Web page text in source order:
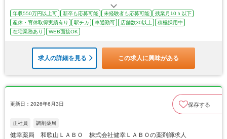
年収550万円以上可 新卒も応募可能 未経験者も応募可能
残業月10ｈ以下
産休・育休取得実績有り
駅チカ 車通勤可 店舗数30以上
積極採用中
在宅業務あり
WEB面接OK
求人の詳細を見る この求人に興味がある
更新日：2026年6月3日 保存する
正社員 調剤薬局
健幸薬局 和歌山ＬＡＢＯ 株式会社健幸ＬＡＢＯの薬剤師求人